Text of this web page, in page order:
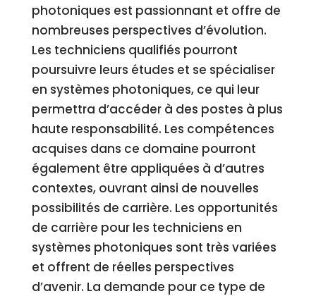
photoniques est passionnant et offre de
nombreuses perspectives d’évolution.
Les techniciens qualifiés pourront
poursuivre leurs études et se spécialiser
en systèmes photoniques, ce qui leur
permettra d’accéder à des postes à plus
haute responsabilité. Les compétences
acquises dans ce domaine pourront
également être appliquées à d’autres
contextes, ouvrant ainsi de nouvelles
possibilités de carrière. Les opportunités
de carrière pour les techniciens en
systèmes photoniques sont très variées
et offrent de réelles perspectives
d’avenir. La demande pour ce type de